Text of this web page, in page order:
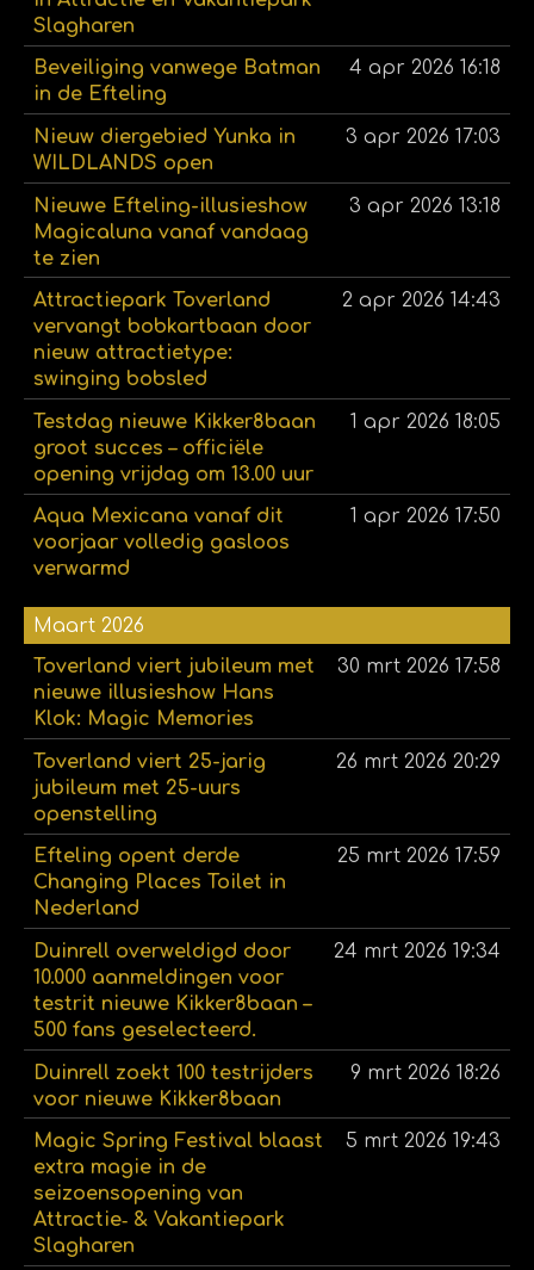
Slagharen
Beveiliging vanwege Batman
in de Efteling
4 apr 2026 16:18
Nieuw diergebied Yunka in
WILDLANDS open
3 apr 2026 17:03
Nieuwe Efteling-illusieshow
Magicaluna vanaf vandaag
te zien
3 apr 2026 13:18
Attractiepark Toverland
vervangt bobkartbaan door
nieuw attractietype:
swinging bobsled
2 apr 2026 14:43
Testdag nieuwe Kikker8baan
groot succes – officiële
opening vrijdag om 13.00 uur
1 apr 2026 18:05
Aqua Mexicana vanaf dit
voorjaar volledig gasloos
verwarmd
1 apr 2026 17:50
Maart 2026
Toverland viert jubileum met
nieuwe illusieshow Hans
Klok: Magic Memories
30 mrt 2026 17:58
Toverland viert 25-jarig
jubileum met 25-uurs
openstelling
26 mrt 2026 20:29
Efteling opent derde
Changing Places Toilet in
Nederland
25 mrt 2026 17:59
Duinrell overweldigd door
10.000 aanmeldingen voor
testrit nieuwe Kikker8baan –
500 fans geselecteerd.
24 mrt 2026 19:34
Duinrell zoekt 100 testrijders
voor nieuwe Kikker8baan
9 mrt 2026 18:26
Magic Spring Festival blaast
extra magie in de
seizoensopening van
Attractie‑ & Vakantiepark
Slagharen
5 mrt 2026 19:43